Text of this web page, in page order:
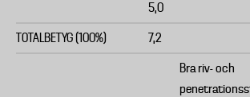
5,0
TOTALBETYG (100%) 7,2
Bra riv- och